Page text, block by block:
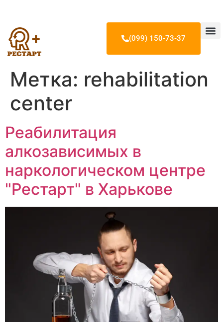
(099) 150-73-37
Метка: rehabilitation
center
Реабилитация
алкозависимых в
наркологическом центре
"Рестарт" в Харькове